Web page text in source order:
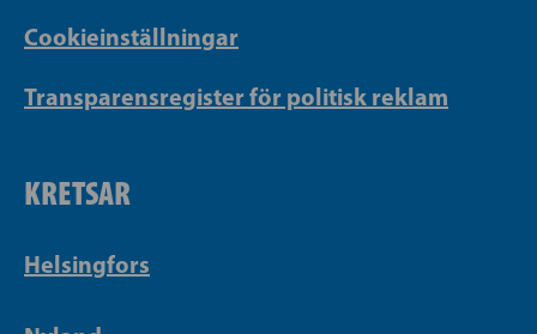
Cookieinställningar
Transparensregister för politisk reklam
KRETSAR
Helsingfors